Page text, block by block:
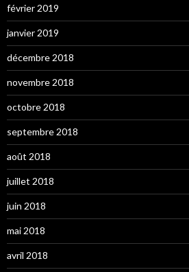
février 2019
janvier 2019
décembre 2018
novembre 2018
octobre 2018
septembre 2018
août 2018
juillet 2018
juin 2018
mai 2018
avril 2018